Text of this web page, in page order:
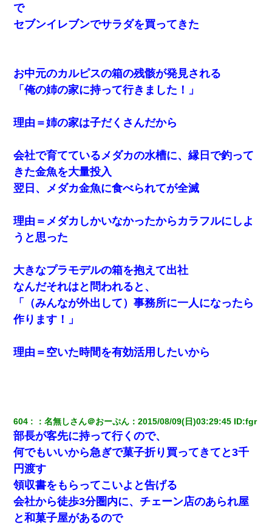
私「結婚やめるわ」 婚約者「え？なんでなんで？」 → 放置した
結果…｜生活｜ワロタあんてな
のお古ですが気分はどう？」とメールを送った→
の親会社の経営者の息子さんだったので、父も喜んで私の写真を
送ったんだが→
子供の頃、母の弟にイタズラされてて中学に入ってから関係を持
隣の部屋の住民の母親、オートロックを突破してマンションに入
で
セブンイレブンでサラダを買ってきた
お中元のカルピスの箱の残骸が発見される
「俺の姉の家に持って行きました！」
理由＝姉の家は子だくさんだから
会社で育てているメダカの水槽に、縁日で釣って
きた金魚を大量投入
翌日、メダカ金魚に食べられてが全滅
理由＝メダカしかいなかったからカラフルにしよ
うと思った
大きなプラモデルの箱を抱えて出社
なんだそれはと問われると、
「（みんなが外出して）事務所に一人になったら
作ります！」
理由＝空いた時間を有効活用したいから
604 ：名無しさん＠おーぷん ：2015/08/09(日)03:29:45 ID:fgr
部長が客先に持って行くので、
何でもいいから急ぎで菓子折り買ってきてと3千
円渡す
領収書をもらってこいよと告げる
会社から徒歩3分圏内に、チェーン店のあられ屋
と和菓子屋があるので